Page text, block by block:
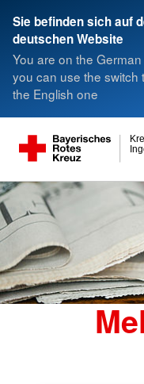
Sie befinden sich auf
deutschen Website
You are on the
you can use the switch
the English one